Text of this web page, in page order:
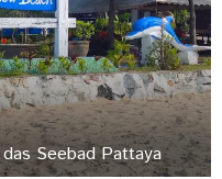
Seebad Pattaya